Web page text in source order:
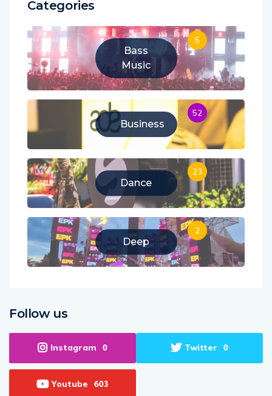
Bass
Music
5
Business
52
Dance
23
Deep
2
0 0